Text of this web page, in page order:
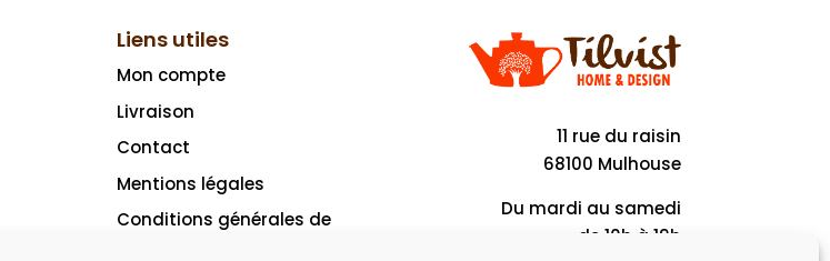
Liens utiles
Mon compte
Livraison
Contact
Mentions légales
Conditions générales de
11 rue du raisin
68100 Mulhouse
Du mardi au samedi
de 10h à 19h